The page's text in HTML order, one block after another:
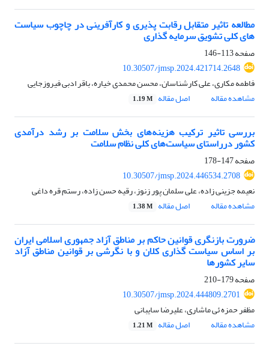
مطالعه تاثیر متقابل رقابت پذیری و کارآفرینی در چاچوب سیاست
های کلی تشویق سرمایه گذاری
صفحه113-146
10.30507/jmsp.2024.421714.2648
فاطمه مکاری، علی کارشناسان، محسن محمدی خیاره، باقر ادبی فیروزجایی
مشاهده مقاله
اصل مقاله 1.19 M
بررسی تاثیر ترکیب هزینه‌های بخش سلامت بر رشد درآمدی
کشور درراستای سیاست‌های کلی نظام سلامت
صفحه147-178
10.30507/jmsp.2024.446534.2708
نعیمه جزینی زاده، علی سلمان پور زنوز، رقیه حسن زاده، رستم قره داغی
مشاهده مقاله
اصل مقاله 1.38 M
ضرورت بازنگری قوانین حاکم بر مناطق آزاد جمهوری اسلامی ایران
بر اساس سیاست گذاری کلان و با نگرشی بر قوانین مناطق آزاد
سایر کشورها
صفحه179-210
10.30507/jmsp.2024.444809.2701
مظفر حمزه ئی ماشاری، علیرضا سایبانی
مشاهده مقاله
اصل مقاله 1.21 M